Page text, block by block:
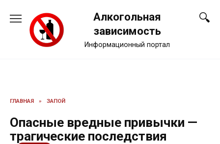
содержанию
Алкогольная
зависимость
Информационный портал
ГЛАВНАЯ » ЗАПОЙ
Опасные вредные привычки —
трагические последствия